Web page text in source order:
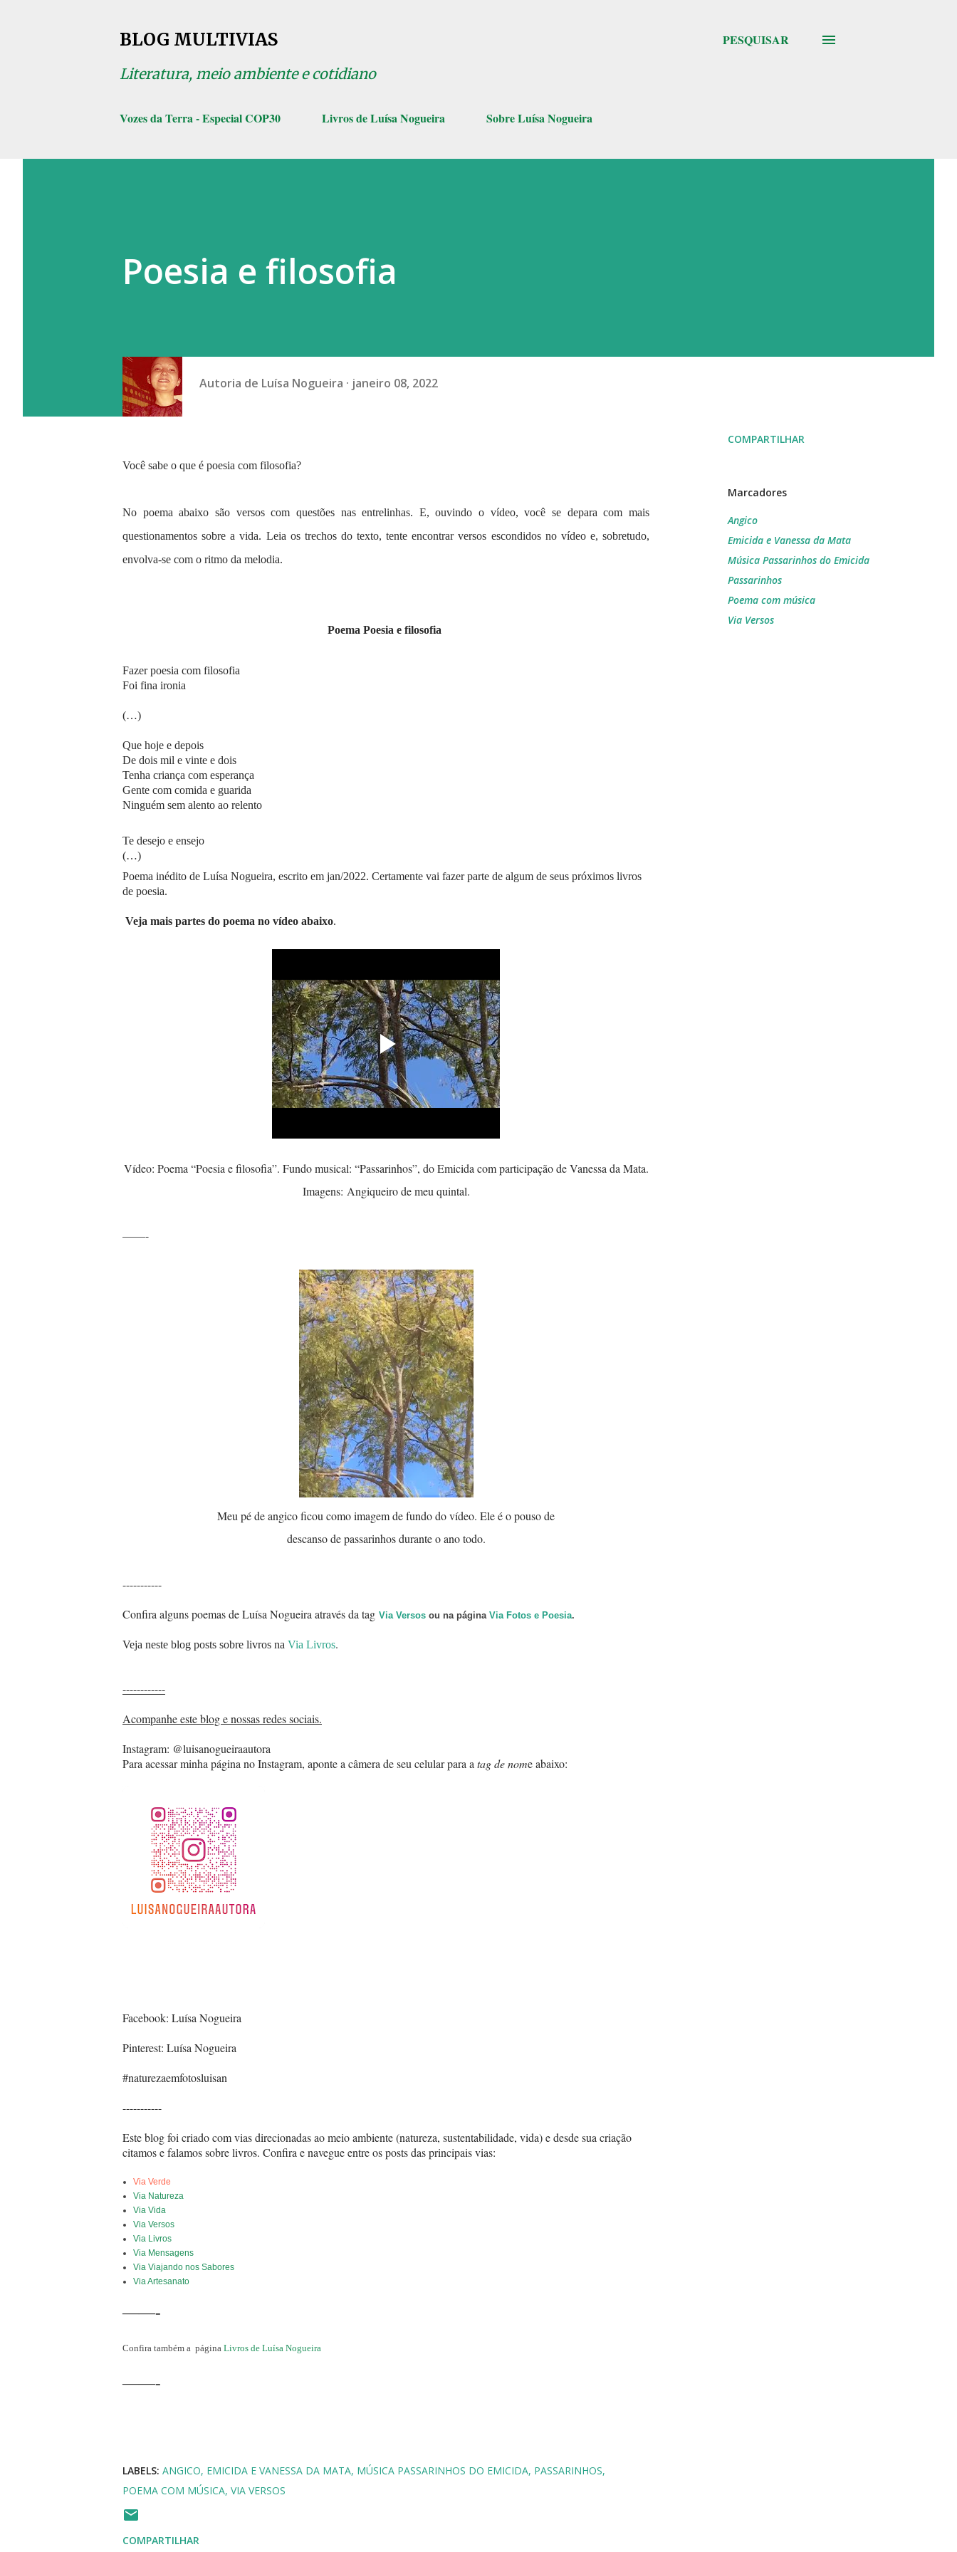
BLOG MULTIVIAS
Literatura, meio ambiente e cotidiano
PESQUISAR
Vozes da Terra - Especial COP30 Livros de Luísa Nogueira Sobre Luísa Nogueira
Poesia e filosofia
Autoria de Luísa Nogueira janeiro 08, 2022
Você sabe o que é poesia com filosofia?
No poema abaixo são versos com questões nas entrelinhas. E, ouvindo o vídeo, você se depara com mais
questionamentos sobre a vida. Leia os trechos do texto, tente encontrar versos escondidos no vídeo e, sobretudo,
envolva-se com o ritmo da melodia.
Poema Poesia e filosofia
Fazer poesia com filosofia
Foi fina ironia
(…)
Que hoje e depois
De dois mil e vinte e dois
Tenha criança com esperança
Gente com comida e guarida
Ninguém sem alento ao relento
Te desejo e ensejo
(…)
Poema inédito de Luísa Nogueira, escrito em jan/2022. Certamente vai fazer parte de algum de seus próximos livros
de poesia.
Veja mais partes do poema no vídeo abaixo.
Vídeo: Poema “Poesia e filosofia”. Fundo musical: “Passarinhos”, do Emicida com participação de Vanessa da Mata.
Imagens: Angiqueiro de meu quintal.
——-
Meu pé de angico ficou como imagem de fundo do vídeo. Ele é o pouso de
descanso de passarinhos durante o ano todo.
-----------
Confira alguns poemas de Luísa Nogueira através da tag Via Versos ou na página Via Fotos e Poesia.
Veja neste blog posts sobre livros na Via Livros.
------------
Acompanhe este blog e nossas redes sociais.
Instagram: @luisanogueiraautora
Para acessar minha página no Instagram, aponte a câmera de seu celular para atag de nome abaixo:
Facebook: Luísa Nogueira
Pinterest: Luísa Nogueira
#naturezaemfotosluisan
-----------
Este blog foi criado com vias direcionadas ao meio ambiente (natureza, sustentabilidade, vida) e desde sua criação
citamos e falamos sobre livros. Confira e navegue entre os posts das principais vias:
Via Verde
Via Natureza
Via Vida
Via Versos
Via Livros
Via Mensagens
Via Viajando nos Sabores
Via Artesanato
——-
Confira também a página Livros de Luísa Nogueira
——-
COMPARTILHAR
Marcadores
Angico
Emicida e Vanessa da Mata
Música Passarinhos do Emicida
Passarinhos
Poema com música
Via Versos
LABELS: ANGICO EMICIDA E VANESSA DA MATA MÚSICA PASSARINHOS DO EMICIDA PASSARINHOS
POEMA COM MÚSICA VIA VERSOS
COMPARTILHAR